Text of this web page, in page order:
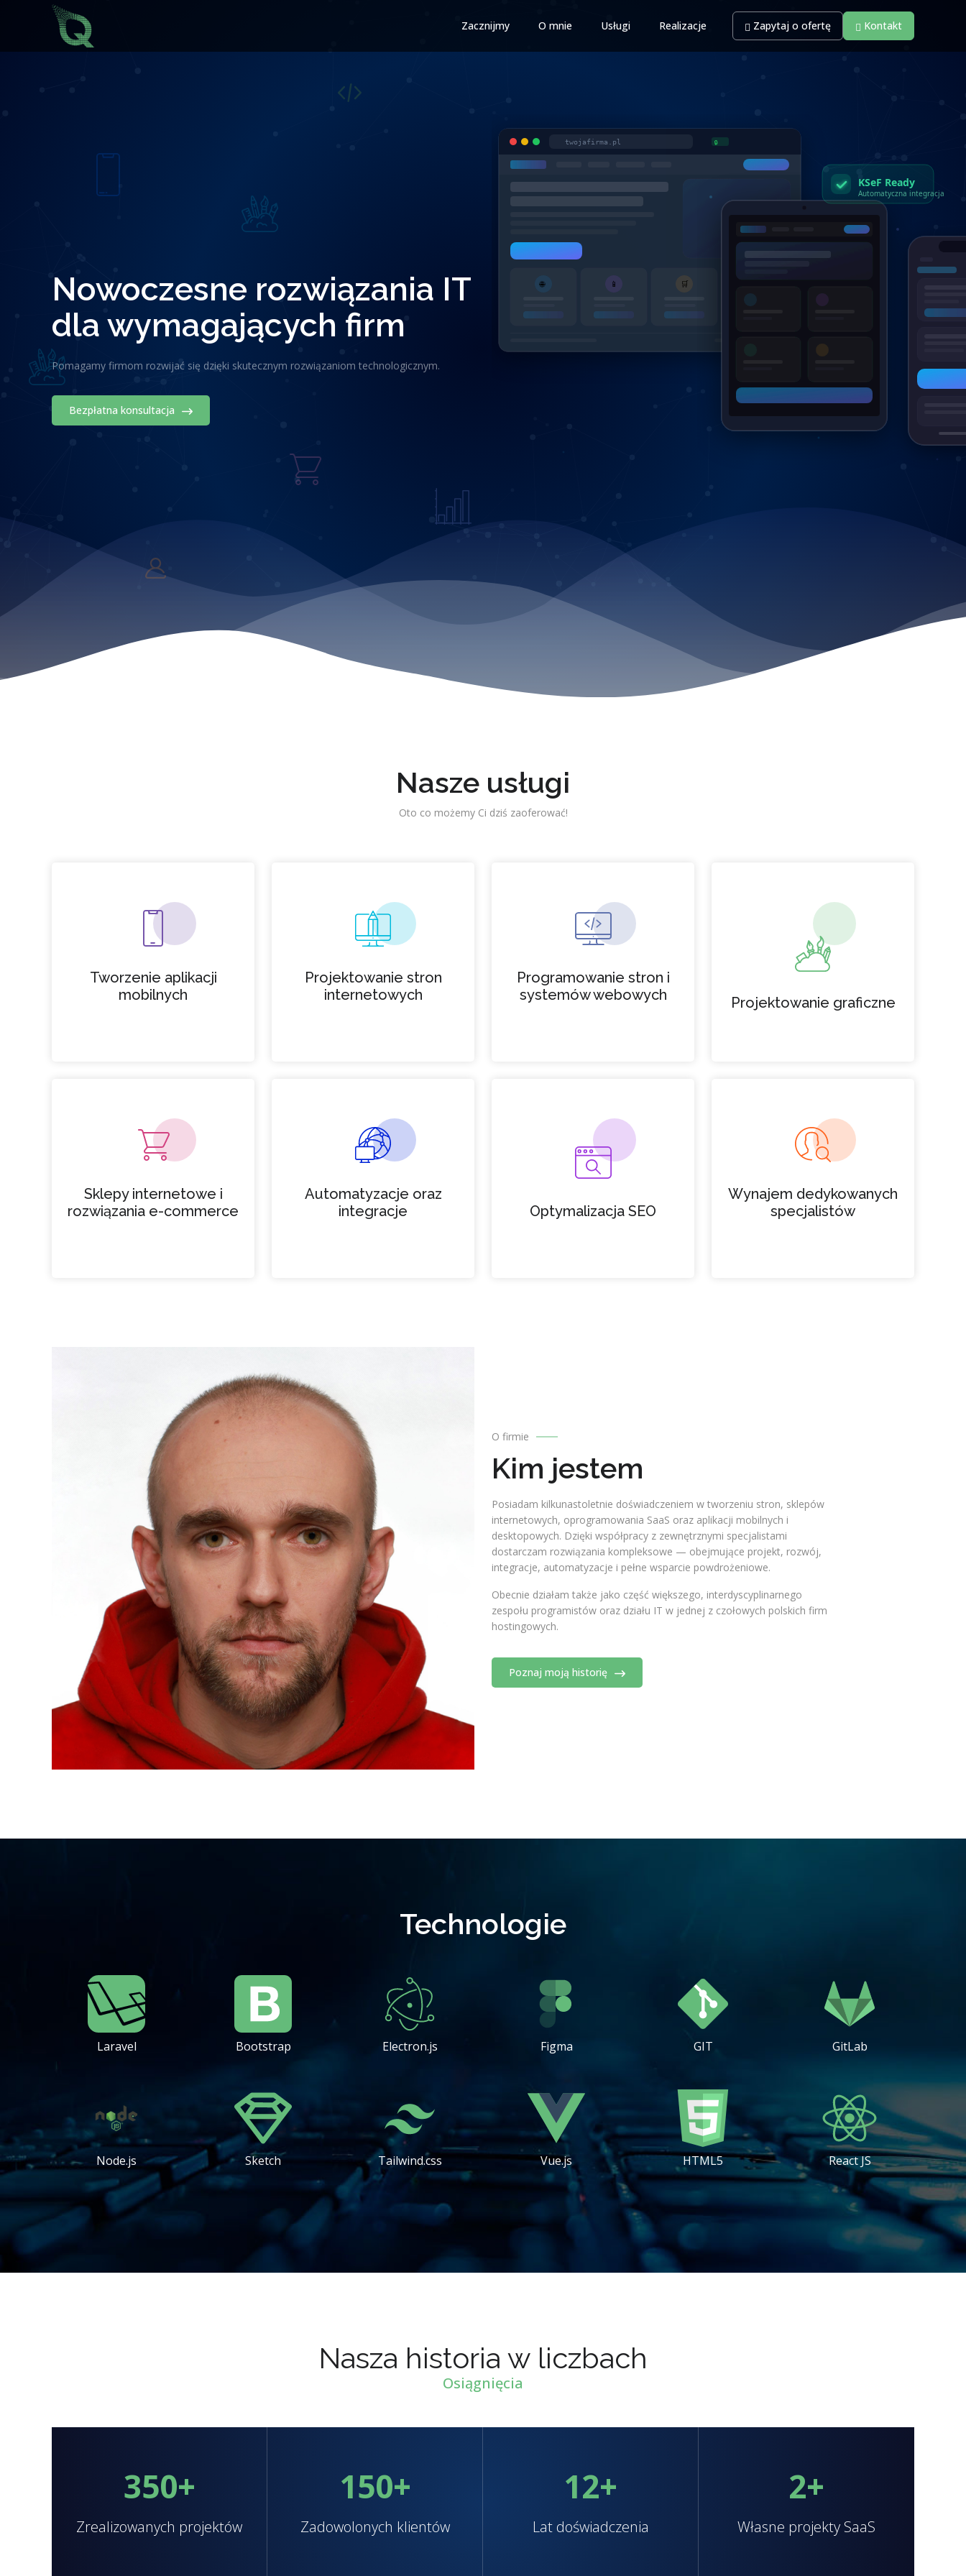
Zacznijmy O mnie Usługi Realizacje Zapytaj o ofertę Kontakt
twojafirma.pl 🔒
▶
🌐 📱 🛒
KSeF Ready
Automatyczna integracja
Nowoczesne rozwiązania IT
dla wymagających firm
Pomagamy firmom rozwijać się dzięki skutecznym rozwiązaniom technologicznym.
Bezpłatna konsultacja
Nasze usługi
Oto co możemy Ci dziś zaoferować!
Tworzenie aplikacji
mobilnych
Projektowanie stron
internetowych
Programowanie stron i
systemów webowych
Projektowanie graficzne
Sklepy internetowe i
rozwiązania e-commerce
Automatyzacje oraz
integracje
Optymalizacja SEO
Wynajem dedykowanych
specjalistów
O firmie
Kim jestem
Posiadam kilkunastoletnie doświadczeniem w tworzeniu stron, sklepów
internetowych, oprogramowania SaaS oraz aplikacji mobilnych i
desktopowych. Dzięki współpracy z zewnętrznymi specjalistami
dostarczam rozwiązania kompleksowe — obejmujące projekt, rozwój,
integracje, automatyzacje i pełne wsparcie powdrożeniowe.
Obecnie działam także jako część większego, interdyscyplinarnego
zespołu programistów oraz działu IT w jednej z czołowych polskich firm
hostingowych.
Poznaj moją historię
Technologie
Laravel Bootstrap Electron.js Figma GIT GitLab
Node.js Sketch Tailwind.css Vue.js HTML5 React JS
Nasza historia w liczbach
Osiągnięcia
350+
Zrealizowanych projektów
150+
Zadowolonych klientów
12+
Lat doświadczenia
2+
Własne projekty SaaS